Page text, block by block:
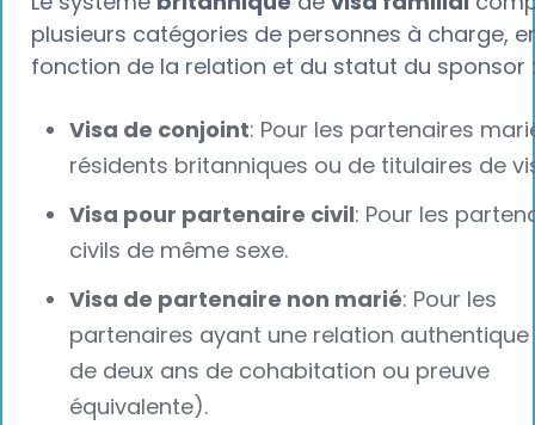
plusieurs catégories de personnes à charge,
fonction de la relation et du statut du sponsor :
Visa de conjoint: Pour les partenaires
résidents britanniques ou de titulaires de
Visa pour partenaire civil: Pour les
civils de même sexe.
Visa de partenaire non marié: Pour les
partenaires ayant une relation
de deux ans de cohabitation ou preuve
équivalente).